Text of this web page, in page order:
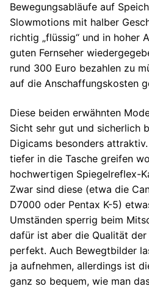
Bewegungsabläufe auf
Slowmotions mit halber
richtig „flüssig“ und in hoher
guten Fernseher
rund 300 Euro bezahlen zu
auf die Anschaffungskosten
Diese beiden erwähnten
Sicht sehr gut und sicherlich
Digicams besonders
tiefer in die Tasche greifen
hochwertigen Spiegelreflex-
Zwar sind diese (etwa die
D7000 oder Pentax K-5)
Umständen sperrig beim
dafür ist aber die Qualität der
perfekt. Auch Bewegtbilder
ja aufnehmen, allerdings ist
ganz so bequem, wie man